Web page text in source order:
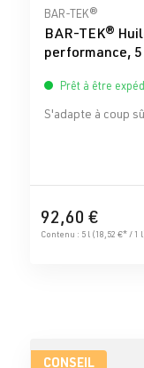
Note moyenne
BAR-TEK®
BAR-TEK®
performance,
Prêt à être
S'adapte à coup
92,60 €
Contenu : 5 l (18,52 €* / 1
CONSEIL